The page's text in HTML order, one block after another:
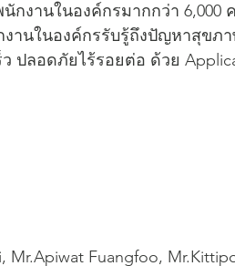
งานในองค์กรมากกว่า 6,000
นในองค์กรรับรู้ถึงปัญหาสุขภา
ปลอดภัยไร้รอยต่อ ด้วย
Mr.Apiwat Fuangfoo,